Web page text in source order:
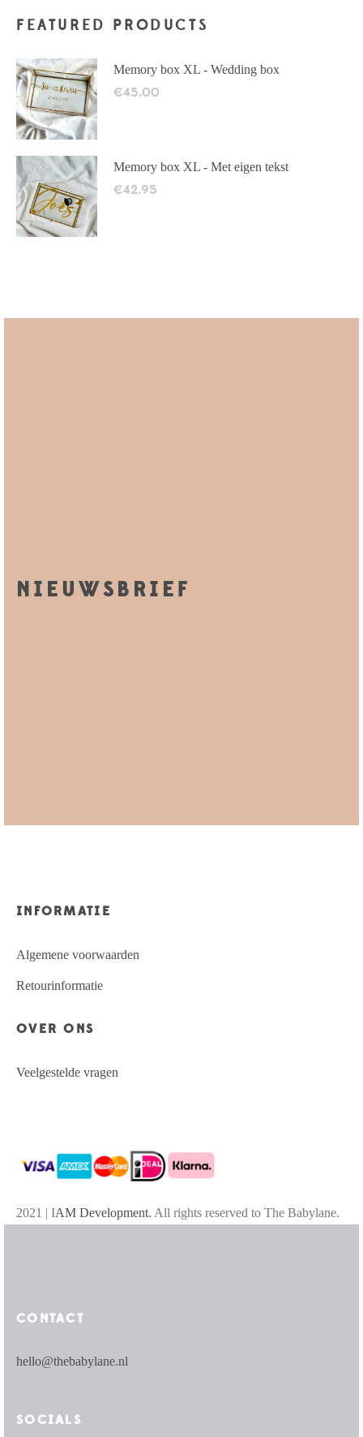
FEATURED PRODUCTS
Memory box XL - Wedding box
€45.00
Memory box XL - Met eigen tekst
€42.95
NIEUWSBRIEF
INFORMATIE
Algemene voorwaarden
Retourinformatie
OVER ONS
Veelgestelde vragen
2021 | IAM Development. All rights reserved to The Babylane.
CONTACT
hello@thebabylane.nl
SOCIALS